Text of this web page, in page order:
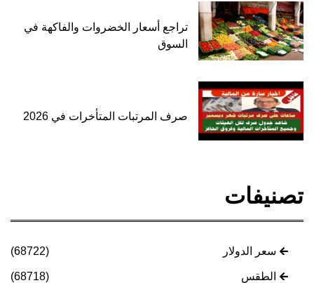
تراجع أسعار الخضروات والفاكهة في
السوق
صرف المرتبات المتأخرات في 2026
تصنيفات
سعر الدولار (68722)
الطقس (68718)